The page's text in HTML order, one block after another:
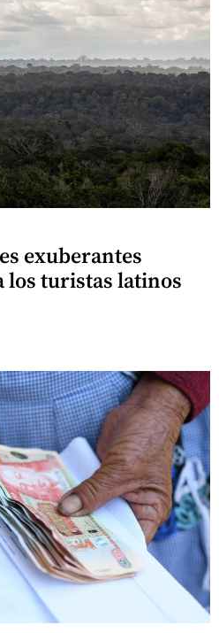
exuberantes
los turistas latinos